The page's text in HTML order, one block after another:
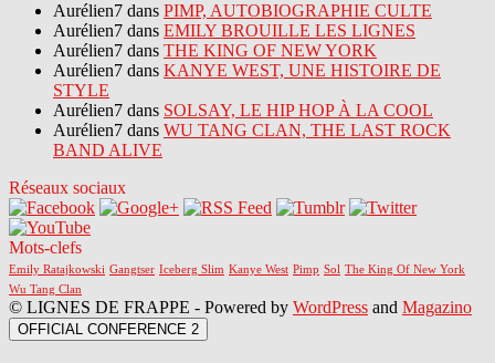
Aurélien7 dans PIMP, AUTOBIOGRAPHIE CULTE
Aurélien7 dans EMILY BROUILLE LES LIGNES
Aurélien7 dans THE KING OF NEW YORK
Aurélien7 dans KANYE WEST, UNE HISTOIRE DE
STYLE
Aurélien7 dans SOLSAY, LE HIP HOP À LA COOL
Aurélien7 dans WU TANG CLAN, THE LAST ROCK
BAND ALIVE
Réseaux sociaux
Mots-clefs
Emily Ratajkowski Gangtser Iceberg Slim Kanye West Pimp Sol The King Of New York
Wu Tang Clan
© LIGNES DE FRAPPE - Powered by WordPress and Magazino
OFFICIAL CONFERENCE 2